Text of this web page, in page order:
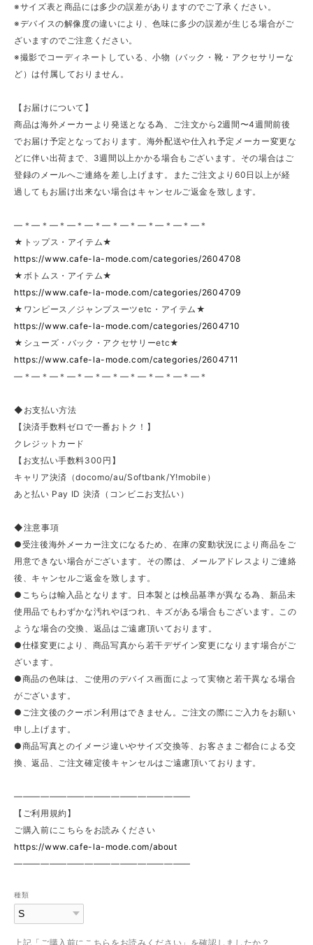
※サイズ表と商品には多少の誤差がありますのでご了承ください。
※デバイスの解像度の違いにより、色味に多少の誤差が生じる場合がご
ざいますのでご注意ください。
※撮影でコーディネートしている、小物（バック・靴・アクセサリーな
ど）は付属しておりません。
【お届けについて】
商品は海外メーカーより発送となる為、ご注文から2週間〜4週間前後
でお届け予定となっております。海外配送や仕入れ予定メーカー変更な
どに伴い出荷まで、3週間以上かかる場合もございます。その場合はご
登録のメールへご連絡を差し上げます。またご注文より60日以上が経
過してもお届け出来ない場合はキャンセルご返金を致します。
—＊—＊—＊—＊—＊—＊—＊—＊—＊—＊—＊
★トップス・アイテム★
https://www.cafe-la-mode.com/categories/2604708
★ボトムス・アイテム★
https://www.cafe-la-mode.com/categories/2604709
★ワンピース／ジャンプスーツetc・アイテム★
https://www.cafe-la-mode.com/categories/2604710
★シューズ・バック・アクセサリーetc★
https://www.cafe-la-mode.com/categories/2604711
—＊—＊—＊—＊—＊—＊—＊—＊—＊—＊—＊
◆お支払い方法
【決済手数料ゼロで一番おトク！】
クレジットカード
【お支払い手数料300円】
キャリア決済（docomo/au/Softbank/Y!mobile）
あと払い Pay ID 決済（コンビニお支払い）
◆注意事項
●受注後海外メーカー注文になるため、在庫の変動状況により商品をご
用意できない場合がございます。その際は、メールアドレスよりご連絡
後、キャンセルご返金を致します。
●こちらは輸入品となります。日本製とは検品基準が異なる為、新品未
使用品でもわずかな汚れやほつれ、キズがある場合もございます。この
ような場合の交換、返品はご遠慮頂いております。
●仕様変更により、商品写真から若干デザイン変更になります場合がご
ざいます。
●商品の色味は、ご使用のデバイス画面によって実物と若干異なる場合
がございます。
●ご注文後のクーポン利用はできません。ご注文の際にご入力をお願い
申し上げます。
●商品写真とのイメージ違いやサイズ交換等、お客さまご都合による交
換、返品、ご注文確定後キャンセルはご遠慮頂いております。
————————————————————
【ご利用規約】
ご購入前にこちらをお読みください
https://www.cafe-la-mode.com/about
————————————————————
種類
上記「ご購入前にこちらをお読みください」を確認しましたか？